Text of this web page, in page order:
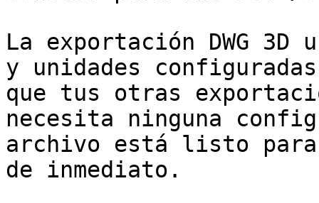
La exportación DWG
y unidades
que tus otras
necesita ninguna
archivo está listo
de inmediato.